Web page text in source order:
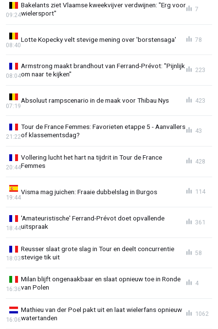
Bakelants ziet Vlaamse kweekvijver verdwijnen: "Erg voor
wielersport"
09:24
7
Lotte Kopecky velt stevige mening over 'borstensaga'
08:40
78
Armstrong maakt brandhout van Ferrand-Prévot: "Pijnlijk
om naar te kijken"
08:04
223
Absoluut rampscenario in de maak voor Thibau Nys
07:19
423
Tour de France Femmes: Favorieten etappe 5 - Aanvallers
of klassementsdag?
21:22
43
Vollering lucht het hart na tijdrit in Tour de France
Femmes
20:44
428
Visma mag juichen: Fraaie dubbelslag in Burgos
19:44
114
'Amateuristische' Ferrand-Prévot doet opvallende
uitspraak
18:44
361
Reusser slaat grote slag in Tour en deelt concurrentie
stevige tik uit
18:03
58
Milan blijft ongenaakbaar en slaat opnieuw toe in Ronde
van Polen
16:36
4
Mathieu van der Poel pakt uit en laat wielerfans opnieuw
watertanden
16:06
1062